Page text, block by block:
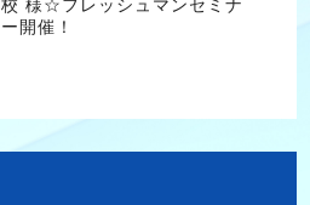
校 様☆フレッシュマンセミナ
ー開催！